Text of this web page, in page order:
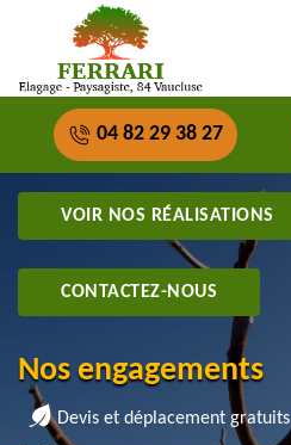
04 82 29 38 27
VOIR NOS RÉALISATIONS
CONTACTEZ-NOUS
Nos engagements
Devis et déplacement gratuits